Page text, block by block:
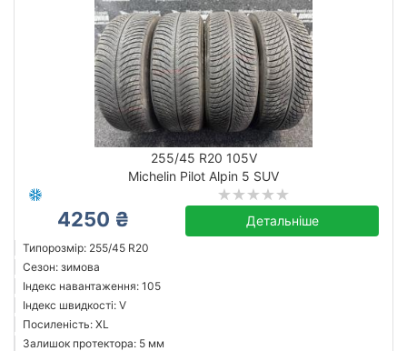
255/45 R20 105V
Michelin Pilot Alpin 5 SUV
4250 ₴ Детальніше
Типорозмір: 255/45 R20
Сезон: зимова
Індекс навантаження: 105
Індекс швидкості: V
Посиленість: XL
Залишок протектора: 5 мм